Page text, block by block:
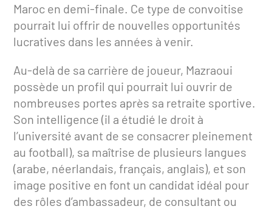
Maroc en demi-finale. Ce type de convoitise
pourrait lui offrir de nouvelles opportunités
lucratives dans les années à venir.
Au-delà de sa carrière de joueur, Mazraoui
possède un profil qui pourrait lui ouvrir de
nombreuses portes après sa retraite sportive.
Son intelligence (il a étudié le droit à
l’université avant de se consacrer pleinement
au football), sa maîtrise de plusieurs langues
(arabe, néerlandais, français, anglais), et son
image positive en font un candidat idéal pour
des rôles d’ambassadeur, de consultant ou